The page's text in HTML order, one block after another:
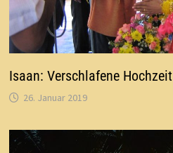
Isaan: Verschlafene Hochzeit
26. Januar 2019